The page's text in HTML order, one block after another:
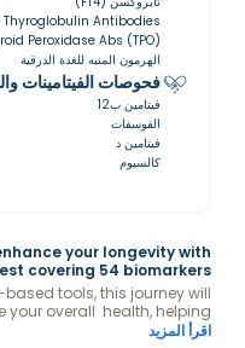
Thyroglobulin Antibodies
Peroxidase Abs (TPO)
الهرمون المنبه للغدة الدرقية
فحوصات الفيتامينات
فيتامين ب12
الفوسفات
فيتامين د
كالسيوم
your longevity with
covering 54 biomarkers.
tools, this journey will
your overall health, helping
life. Receive a detailed
اقرأ المزيد